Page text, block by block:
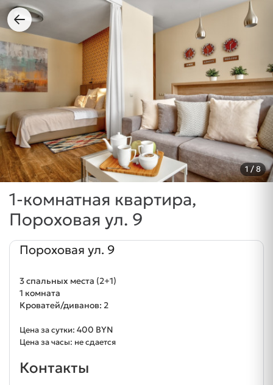
1/ 8
1-комнатная квартира,
Пороховая ул. 9
Пороховая ул. 9
3 спальных места (2+1)
1 комната
Кроватей/диванов: 2
Цена за сутки: 400 BYN
Цена за часы: не сдается
Контакты